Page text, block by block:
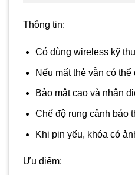
Thông tin:
Có dùng wireless kỹ
Nếu mất thẻ vẫn có
Bảo mật cao và nhận
Chế độ rung cảnh báo
Khi pin yếu, khóa có
Ưu điểm: